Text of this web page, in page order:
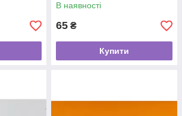
В наявності
65 ₴
Купити